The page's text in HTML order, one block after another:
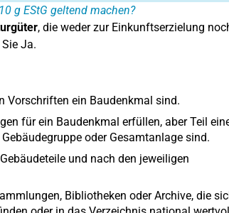
g EStG geltend machen?
, die weder zur Einkunftserzielung
Ja.
Vorschriften ein Baudenkmal sind.
für ein Baudenkmal erfüllen, aber Teil
oder Gesamtanlage sind.
und nach den jeweiligen
Bibliotheken oder Archive, die